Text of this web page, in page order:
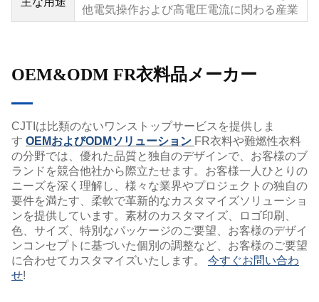
他電気操作および高電圧電流に関わる産業
OEM&ODM FR衣料品メーカー
CJTIは比類のないワンストップサービスを提供しま
す OEMおよびODMソリューション FR衣料や難燃性衣料
の分野では、優れた品質と独自のデザインで、お客様のブ
ランドを競合他社から際立たせます。お客様一人ひとりの
ニーズを深く理解し、様々な業界やプロジェクトの独自の
要件を満たす、柔軟で革新的なカスタマイズソリューショ
ンを提供しています。素材のカスタマイズ、ロゴ印刷、
色、サイズ、特別なパッケージのご要望、お客様のデザイ
ンコンセプトに基づいた個別の調整など、お客様のご要望
に合わせてカスタマイズいたします。 今すぐお問い合わ
せ!